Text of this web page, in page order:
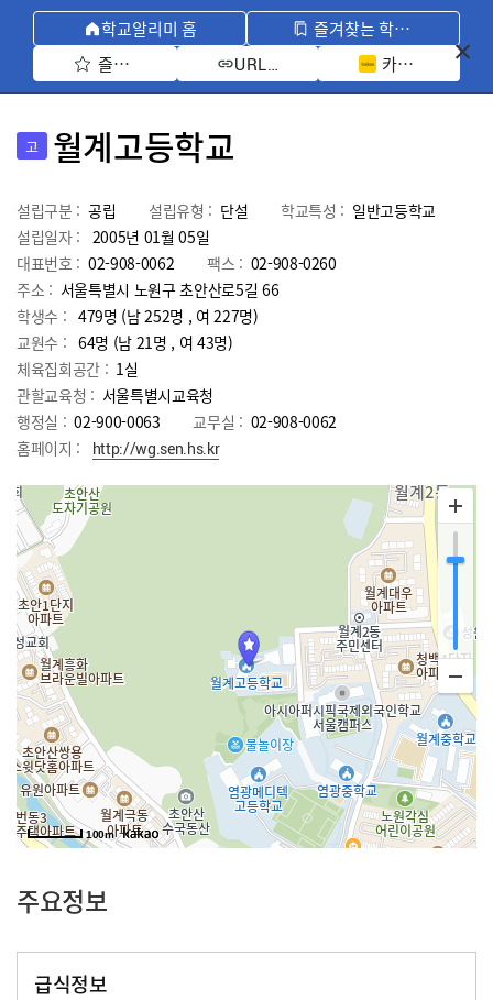
학교알리미 홈
즐겨찾는 학교 모아보기
즐겨찾기 선택
URL 복사 카카오톡 공유
고 월계고등학교
설립구분 : 공립 설립유형 : 단설 학교특성 : 일반고등학교
설립일자 : 2005년 01월 05일
대표번호 : 02-908-0062 팩스 : 02-908-0260
주소 : 서울특별시 노원구 초안산로5길 66
학생수 : 479명 (남 252명 , 여 227명)
교원수 : 64명 (남 21명 , 여 43명)
체육집회공간 : 1실
관할교육청 : 서울특별시교육청
행정실 : 02-900-0063 교무실 : 02-908-0062
홈페이지 :
http://wg.sen.hs.kr
100m
주요정보
급식정보